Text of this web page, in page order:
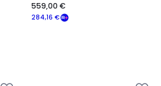
284,16 €
559,00 €